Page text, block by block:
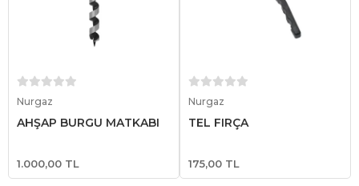
Nurgaz
AHŞAP BURGU MATKABI
1.000,00 TL
Nurgaz
TEL FIRÇA
175,00 TL